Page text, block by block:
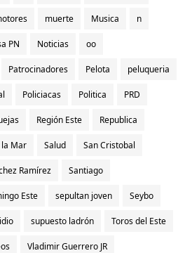
muerte Musica n
PN Noticias oo
Patrocinadores Pelota peluqueria
Policiacas Politica PRD
Región Este Republica
la Mar Salud San Cristobal
Ramírez Santiago
Este sepultan joven Seybo
supuesto ladrón Toros del Este
Vladimir Guerrero JR